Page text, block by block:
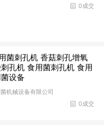
0成交
菌刺孔机 香菇刺孔增氧
孔机 食用菌刺孔机 食用
设备
机械设备有限公司
0成交